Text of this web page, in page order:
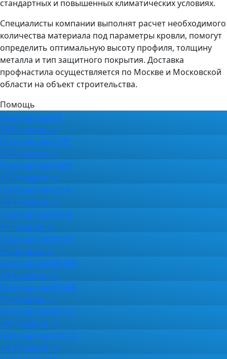
стандартных и повышенных климатических условиях.
Специалисты компании выполнят расчет необходимого
количества материала под параметры кровли, помогут
определить оптимальную высоту профиля, толщину
металла и тип защитного покрытия. Доставка
профнастила осуществляется по Москве и Московской
области на объект строительства.
Помощь
Профнастил С8
339 товаров →
Профнастил C10R
123 товаров →
Профнастил C20R
157 товаров →
Профнастил C21R
129 товаров →
Профнастил H60R
11 товаров →
Профнастил H75R
12 товаров →
Профнастил HC35R
123 товаров →
Профнастил HC44R
53 товаров →
Профнастил НС-35
297 товаров →
Профнастил МП 10
158 товаров →